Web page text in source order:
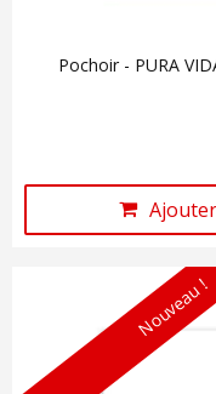
Pochoir - PURA
Nouveau !